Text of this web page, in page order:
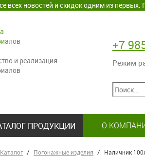
всех новостей и скидок одним из
и реализация
+7
Режим
ПРОДУКЦИИ О
Каталог Погонажные изделия Наличник